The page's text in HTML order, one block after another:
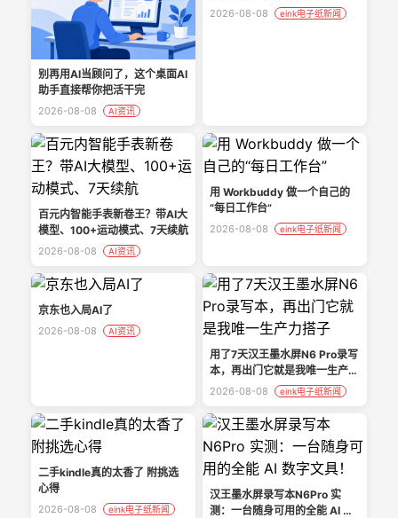
别再用AI当顾问了，这个桌面AI
助手直接帮你把活干完
2026-08-08 AI资讯
2026-08-08 eink电子纸新闻
百元内智能手表新卷王？带AI大
模型、100+运动模式、7天续航
2026-08-08 AI资讯
用 Workbuddy 做一个自己的
“每日工作台”
2026-08-08 eink电子纸新闻
京东也入局AI了
2026-08-08 AI资讯
用了7天汉王墨水屏N6 Pro录写
本，再出门它就是我唯一生产力
搭子
2026-08-08 eink电子纸新闻
二手kindle真的太香了 附挑选
心得
2026-08-08 eink电子纸新闻
汉王墨水屏录写本N6Pro 实
测：一台随身可用的全能 AI 数